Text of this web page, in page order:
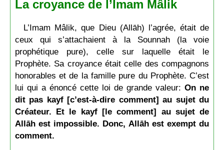
La croyance de l’Imam Mâlik
L’Imam Mâlik, que Dieu (Allāh) l’agrée, était de
ceux qui s’attachaient à la Sounnah (la voie
prophétique pure), celle sur laquelle était le
Prophète. Sa croyance était celle des compagnons
honorables et de la famille pure du Prophète. C’est
lui qui a énoncé cette loi de grande valeur:On ne
dit pas kayf [c’est-à-dire comment] au sujet du
Créateur. Et le kayf [le comment] au sujet de
Allāh est impossible. Donc, Allāh est exempt du
comment.